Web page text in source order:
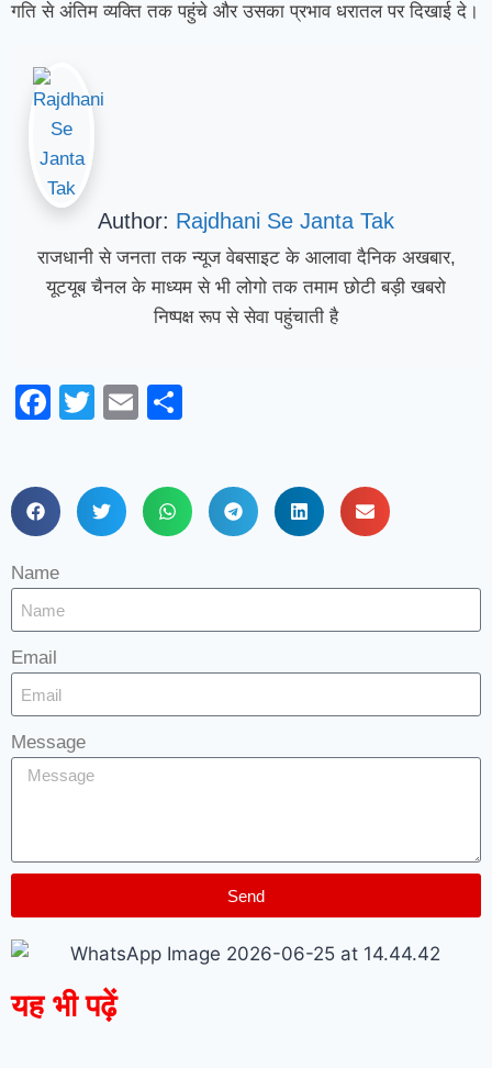
गति से अंतिम व्यक्ति तक पहुंचे और उसका प्रभाव धरातल पर दिखाई दे।
Author: Rajdhani Se Janta Tak
राजधानी से जनता तक न्यूज वेबसाइट के आलावा दैनिक अखबार,
यूटयूब चैनल के माध्यम से भी लोगो तक तमाम छोटी बड़ी खबरो
निष्पक्ष रूप से सेवा पहुंचाती है
Facebook
TwitterEmail
Name
Email
Message
Send
यह भी पढ़ें